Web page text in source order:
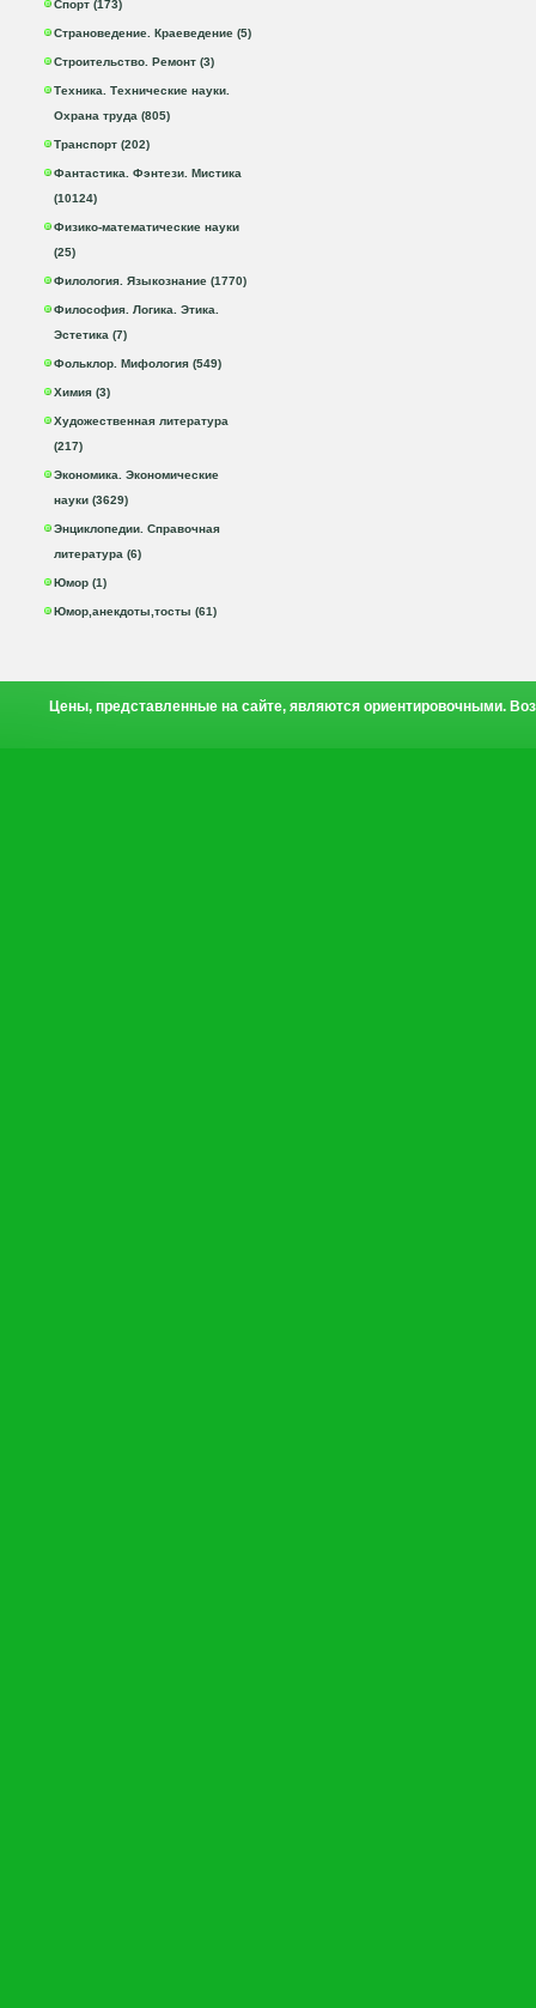
Спорт (173)
Страноведение. Краеведение (5)
Строительство. Ремонт (3)
Техника. Технические науки.
Охрана труда (805)
Транспорт (202)
Фантастика. Фэнтези. Мистика
(10124)
Физико-математические науки
(25)
Филология. Языкознание (1770)
Философия. Логика. Этика.
Эстетика (7)
Фольклор. Мифология (549)
Химия (3)
Художественная литература
(217)
Экономика. Экономические
науки (3629)
Энциклопедии. Справочная
литература (6)
Юмор (1)
Юмор,анекдоты,тосты (61)
Цены, представленные на сайте, являются ориентировочными.